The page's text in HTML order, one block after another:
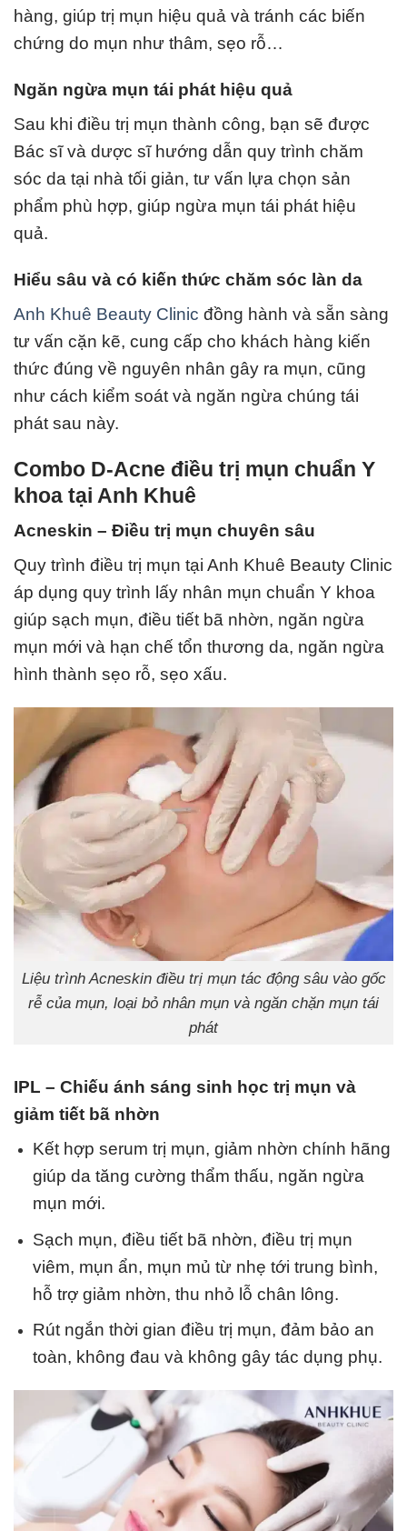
hàng, giúp trị mụn hiệu quả và tránh các biến
chứng do mụn như thâm, sẹo rỗ…
Ngăn ngừa mụn tái phát hiệu quả
Sau khi điều trị mụn thành công, bạn sẽ được
Bác sĩ và dược sĩ hướng dẫn quy trình chăm
sóc da tại nhà tối giản, tư vấn lựa chọn sản
phẩm phù hợp, giúp ngừa mụn tái phát hiệu
quả.
Hiểu sâu và có kiến thức chăm sóc làn da
Anh Khuê Beauty Clinic đồng hành và sẵn sàng
tư vấn cặn kẽ, cung cấp cho khách hàng kiến
thức đúng về nguyên nhân gây ra mụn, cũng
như cách kiểm soát và ngăn ngừa chúng tái
phát sau này.
Combo D-Acne điều trị mụn chuẩn Y
khoa tại Anh Khuê
Acneskin – Điều trị mụn chuyên sâu
Quy trình điều trị mụn tại Anh Khuê Beauty Clinic
áp dụng quy trình lấy nhân mụn chuẩn Y khoa
giúp sạch mụn, điều tiết bã nhờn, ngăn ngừa
mụn mới và hạn chế tổn thương da, ngăn ngừa
hình thành sẹo rỗ, sẹo xấu.
Liệu trình Acneskin điều trị mụn tác động sâu vào gốc
rễ của mụn, loại bỏ nhân mụn và ngăn chặn mụn tái
phát
IPL – Chiếu ánh sáng sinh học trị mụn và
giảm tiết bã nhờn
Kết hợp serum trị mụn, giảm nhờn chính hãng
giúp da tăng cường thẩm thấu, ngăn ngừa
mụn mới.
Sạch mụn, điều tiết bã nhờn, điều trị mụn
viêm, mụn ẩn, mụn mủ từ nhẹ tới trung bình,
hỗ trợ giảm nhờn, thu nhỏ lỗ chân lông.
Rút ngắn thời gian điều trị mụn, đảm bảo an
toàn, không đau và không gây tác dụng phụ.